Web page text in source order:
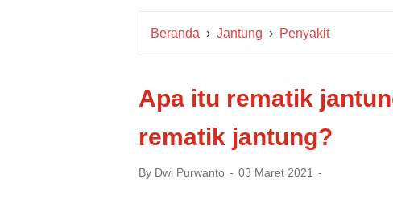
Beranda › Jantung › Penyakit
Apa itu rematik
rematik jantung?
By Dwi Purwanto 03 Maret 2021